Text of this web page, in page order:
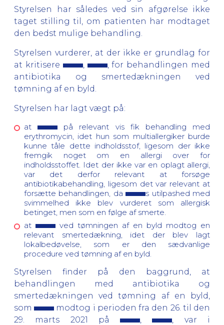
Styrelsen har således ved sin afgørelse ikke
taget stilling til, om patienten har modtaget
den bedst mulige behandling.
Styrelsen vurderer, at der ikke er grundlag for
at kritisere
,
, for behandlingen med
antibiotika og smertedækningen ved
tømning af en byld.
Styrelsen har lagt vægt på:
at
på relevant vis fik behandling med
erythromycin, idet hun som multiallergiker burde
kunne tåle dette indholdsstof, ligesom der ikke
fremgik noget om en allergi over for
indholdsstoffet. Idet der ikke var en oplagt allergi,
var det derfor relevant at forsøge
antibiotikabehandling, ligesom det var relevant at
forsætte behandlingen, da
s utilpashed med
svimmelhed ikke blev vurderet som allergisk
betinget, men som en følge af smerte.
at
ved tømningen af en byld modtog en
relevant smertedækning, idet der blev lagt
lokalbedøvelse, som er den sædvanlige
procedure ved tømning af en byld.
Styrelsen finder på den baggrund, at
behandlingen med antibiotika og
smertedækningen ved tømning af en byld,
som
modtog i perioden fra den 26. til den
29. marts 2021 på
,
, var i